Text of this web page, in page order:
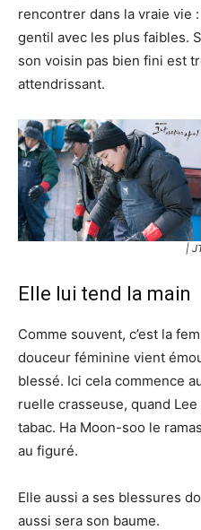
rencontrer dans la vraie vie
gentil avec les plus faibles.
son voisin pas bien fini est
attendrissant.
|
Elle lui tend la main
Comme souvent, c’est la
douceur féminine vient
blessé. Ici cela commence
ruelle crasseuse, quand
tabac. Ha Moon-soo le
au figuré.
Elle aussi a ses blessures
aussi sera son baume.